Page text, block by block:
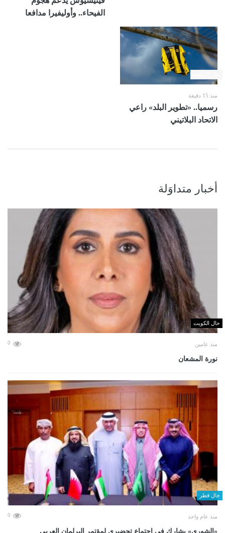
الفيحاء.. وأوليفيرا مدافعا
منذ 15 دقيقة
رسميا.. «تطوير البلد» راعي
الاتحاد البلاتيني
أخبار متداوَلة
حال الكويت
منذ عامين 0
نورة المشعان
حال قطر
منذ عام واحد 0
«الشورى» يشارك في اجتماع تحضيري لمؤتمر البرلمان العربي